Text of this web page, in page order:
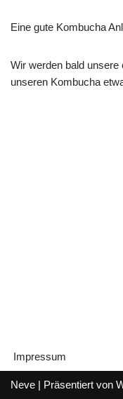
Eine gute Kombucha
Wir werden bald unsere
unseren Kombucha
Impressum
Neve | Präsentiert von